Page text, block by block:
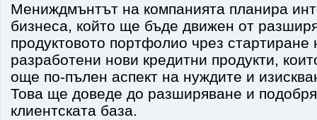
Мениждмънтът на компанията планира
бизнеса, който ще бъде движен от
продуктовото портфолио чрез стартиране
разработени нови кредитни продукти,
още по-пълен аспект на нуждите и
Това ще доведе до разширяване и
клиентската база.